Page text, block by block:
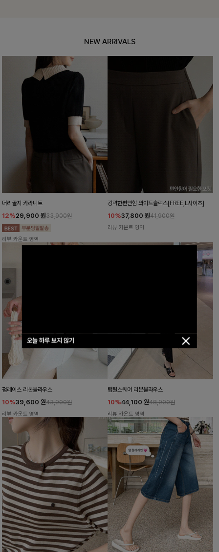
오늘 하루 보지 않기
NEW ARRIVALS
더리골지 카라니트
12%29,900 원33,900원
리뷰 카운트 영역
강력한편안함 와이드슬랙스[FREE,L사이즈]
10%37,800 원41,900원
리뷰 카운트 영역
펌레이스 리본블라우스
10%39,600 원43,900원
리뷰 카운트 영역
럽틸스퀘어 리본블라우스
10%44,100 원48,900원
리뷰 카운트 영역